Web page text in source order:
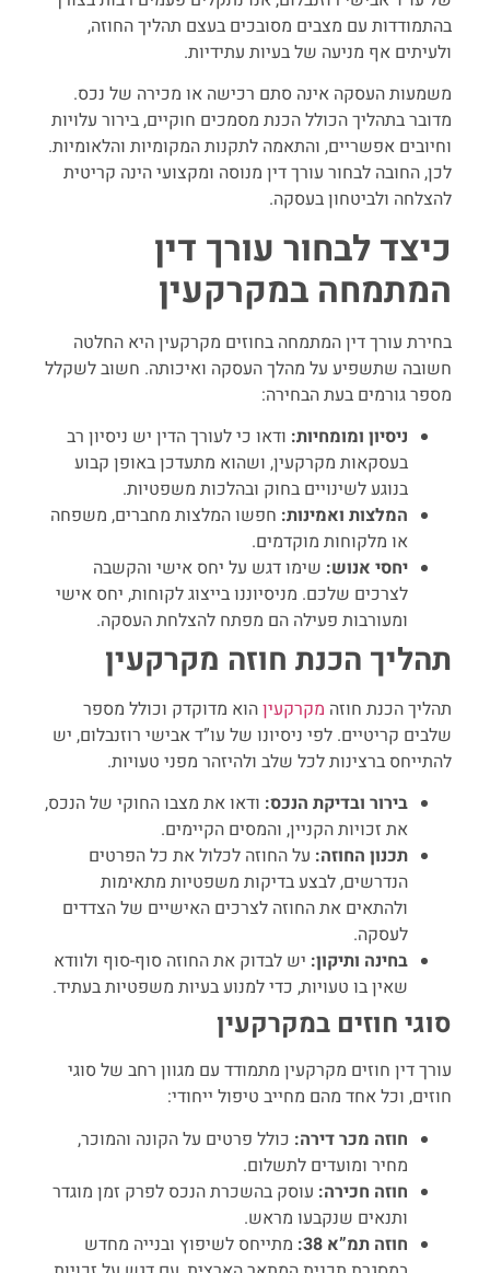
בהתמודדות עם מצבים מסובכים בעצם תהליך החוזה,
ולעיתים אף מניעה של בעיות עתידיות.
משמעות העסקה אינה סתם רכישה או מכירה של נכס.
מדובר בתהליך הכולל הכנת מסמכים חוקיים, בירור עלויות
וחיובים אפשריים, והתאמה לתקנות המקומיות והלאומיות.
לכן, החובה לבחור עורך דין מנוסה ומקצועי הינה קריטית
להצלחה ולביטחון בעסקה.
כיצד לבחור עורך דין
המתמחה במקרקעין
בחירת עורך דין המתמחה בחוזים מקרקעין היא החלטה
חשובה שתשפיע על מהלך העסקה ואיכותה. חשוב לשקלל
מספר גורמים בעת הבחירה:
ניסיון ומומחיות:ודאו כי לעורך הדין יש ניסיון רב
בעסקאות מקרקעין, ושהוא מתעדכן באופן קבוע
בנוגע לשינויים בחוק ובהלכות משפטיות.
המלצות ואמינות:חפשו המלצות מחברים, משפחה
או מלקוחות מוקדמים.
יחסי אנוש:שימו דגש על יחס אישי והקשבה
לצרכים שלכם. מניסיוננו בייצוג לקוחות, יחס אישי
ומעורבות פעילה הם מפתח להצלחת העסקה.
תהליך הכנת חוזה מקרקעין
תהליך הכנת חוזה מקרקעיןהוא מדוקדק וכולל מספר
שלבים קריטיים. לפי ניסיונו של עו”ד אבישי רוזנבלום, יש
להתייחס ברצינות לכל שלב ולהיזהר מפני טעויות.
בירור ובדיקת הנכס:ודאו את מצבו החוקי של הנכס,
את זכויות הקניין, והמסים הקיימים.
תכנון החוזה:על החוזה לכלול את כל הפרטים
הנדרשים, לבצע בדיקות משפטיות מתאימות
ולהתאים את החוזה לצרכים האישיים של הצדדים
לעסקה.
בחינה ותיקון:יש לבדוק את החוזה סוף-סוף ולוודא
שאין בו טעויות, כדי למנוע בעיות משפטיות בעתיד.
סוגי חוזים במקרקעין
עורך דין חוזים מקרקעין מתמודד עם מגוון רחב של סוגי
חוזים, וכל אחד מהם מחייב טיפול ייחודי:
חוזה מכר דירה:כולל פרטים על הקונה והמוכר,
מחיר ומועדים לתשלום.
חוזה חכירה:עוסק בהשכרת הנכס לפרק זמן מוגדר
ותנאים שנקבעו מראש.
חוזה תמ”א 38:
מתייחס לשיפוץ ובנייה מחדש